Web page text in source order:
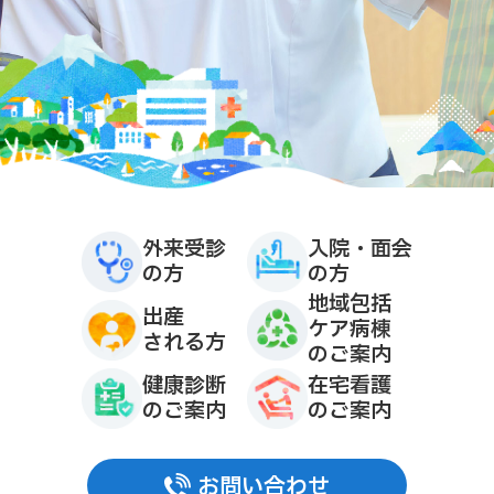
外来受診
の方
入院・面会
の方
出産
される方
地域包括
ケア病棟
のご案内
健康診断
のご案内
在宅看護
のご案内
お問い合わせ